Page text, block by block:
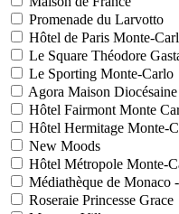
Promenade du Larvotto
Hôtel de Paris Monte-
Le Square Théodore
Le Sporting Monte-Carlo
Agora Maison
Hôtel Fairmont Monte
Hôtel Hermitage Monte-
New Moods
Hôtel Métropole Monte-
Médiathèque de Monaco
Roseraie Princesse Grace